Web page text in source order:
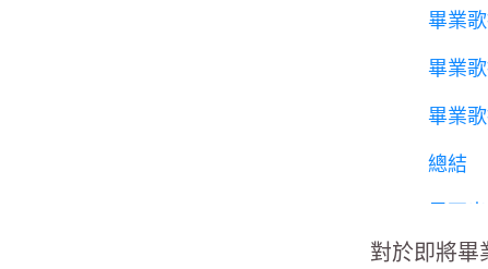
畢業
畢業
畢業
總結
足不
對於即將畢